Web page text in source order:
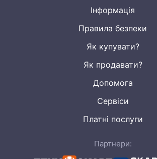
Інформація
Правила безпеки
Як купувати?
Як продавати?
Допомога
Сервіси
Платні послуги
Партнери: